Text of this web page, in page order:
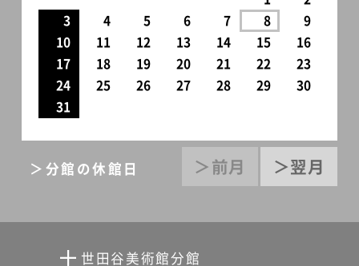
3
4 5 6 7 8
9
10
11 12 13 14 15
16
17
18 19 20 21 22
23
24
25 26 27 28 29
30
31
＞前月 ＞翌月
＞分館の休館日
世田谷美術館分館